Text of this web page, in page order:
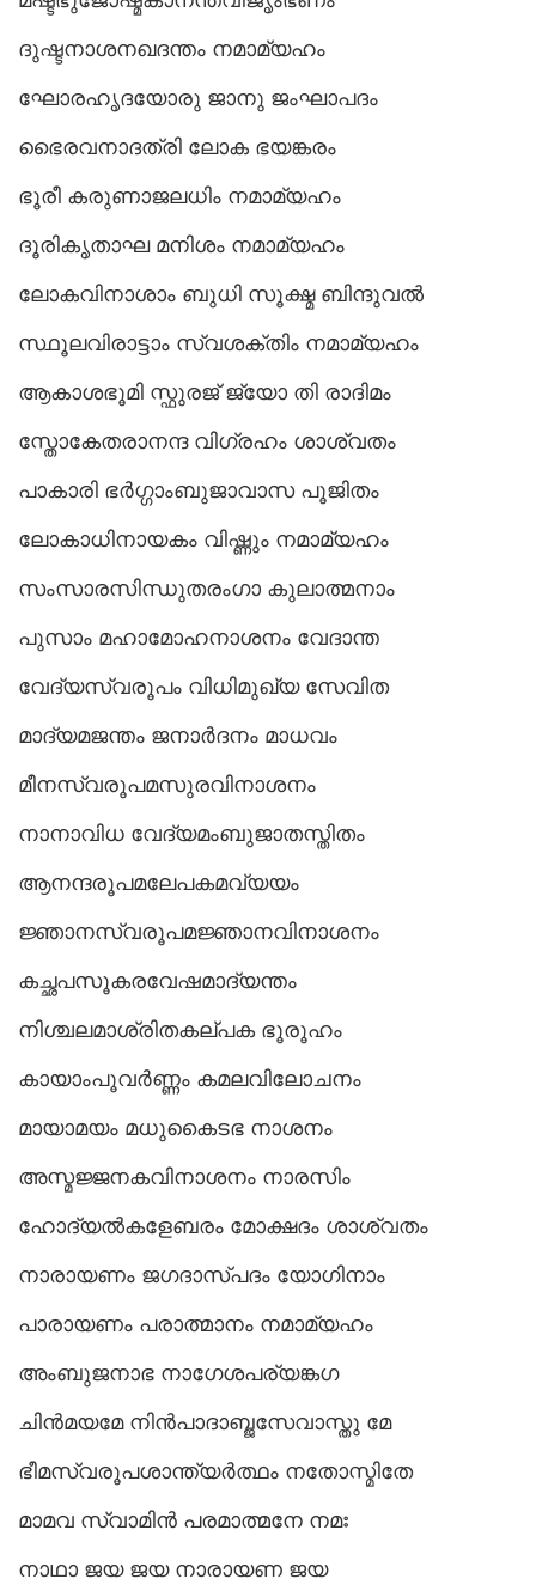
ദുഷ്ടനാശനഖദന്തം നമാമ്യഹം
ഘോരഹൃദയോരു ജാനു ജംഘാപദം
ഭൈരവനാദത്രി ലോക ഭയങ്കരം
ഭൂരീ കരുണാജലധിം നമാമ്യഹം
ദൂരികൃതാഘ മനിശം നമാമ്യഹം
ലോകവിനാശാം ബുധി സൂക്ഷ്മ ബിന്ദുവൽ
സ്ഥൂലവിരാട്ടാം സ്വശക്തിം നമാമ്യഹം
ആകാശഭൂമി സ്ഫുരജ് ജ്യോ തി രാദിമം
സ്തോകേതരാനന്ദ വിഗ്രഹം ശാശ്വതം
പാകാരി ഭർഗ്ഗാംബുജാവാസ പൂജിതം
ലോകാധിനായകം വിഷ്ണും നമാമ്യഹം
സംസാരസിന്ധുതരംഗാ കുലാത്മനാം
പുസാം മഹാമോഹനാശനം വേദാന്ത
വേദ്യസ്വരൂപം വിധിമുഖ്യ സേവിത
മാദ്യമജന്തം ജനാർദനം മാധവം
മീനസ്വരൂപമസുരവിനാശനം
നാനാവിധ വേദ്യമംബുജാതസ്തിതം
ആനന്ദരൂപമലേപകമവ്യയം
ജ്ഞാനസ്വരൂപമജ്ഞാനവിനാശനം
കച്ഛപസൂകരവേഷമാദ്യന്തം
നിശ്ചലമാശ്രിതകല്പക ഭൂരൂഹം
കായാംപൂവർണ്ണം കമലവിലോചനം
മായാമയം മധുകൈടഭ നാശനം
അസ്മജ്ജനകവിനാശനം നാരസിം
ഹോദ്യൽകളേബരം മോക്ഷദം ശാശ്വതം
നാരായണം ജഗദാസ്പദം യോഗിനാം
പാരായണം പരാത്മാനം നമാമ്യഹം
അംബുജനാഭ നാഗേശപര്യങ്കഗ
ചിൻമയമേ നിൻപാദാബ്ജസേവാസ്തു മേ
ഭീമസ്വരൂപശാന്ത്യർത്ഥം നതോസ്മിതേ
മാമവ സ്വാമിൻ പരമാത്മനേ നമഃ
നാഥാ ജയ ജയ നാരായണ ജയ